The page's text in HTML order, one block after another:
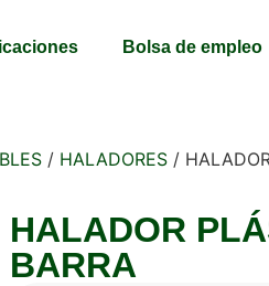
Bolsa de empleo
/ HALADORES /
HALADOR
BARRA